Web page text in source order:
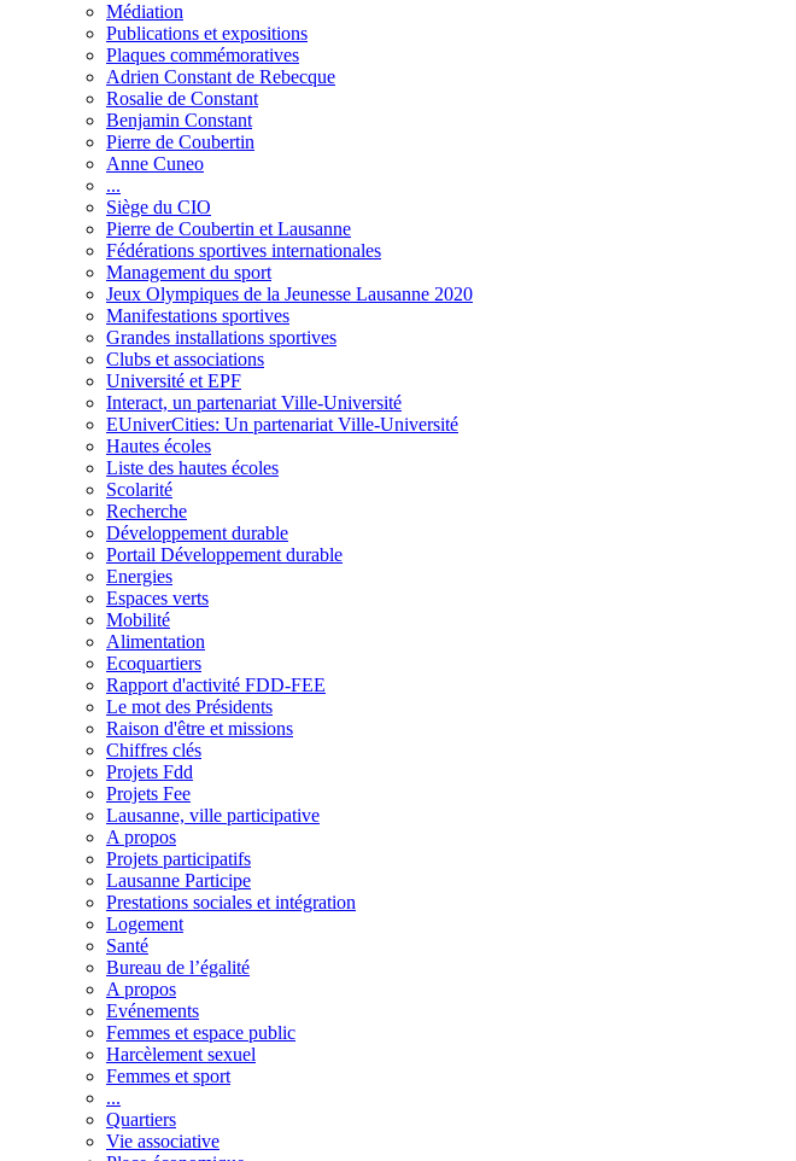
Médiation
Publications et expositions
Plaques commémoratives
Adrien Constant de Rebecque
Rosalie de Constant
Benjamin Constant
Pierre de Coubertin
Anne Cuneo
...
Siège du CIO
Pierre de Coubertin et Lausanne
Fédérations sportives internationales
Management du sport
Jeux Olympiques de la Jeunesse Lausanne 2020
Manifestations sportives
Grandes installations sportives
Clubs et associations
Université et EPF
Interact, un partenariat Ville-Université
EUniverCities: Un partenariat Ville-Université
Hautes écoles
Liste des hautes écoles
Scolarité
Recherche
Développement durable
Portail Développement durable
Energies
Espaces verts
Mobilité
Alimentation
Ecoquartiers
Rapport d'activité FDD-FEE
Le mot des Présidents
Raison d'être et missions
Chiffres clés
Projets Fdd
Projets Fee
Lausanne, ville participative
A propos
Projets participatifs
Lausanne Participe
Prestations sociales et intégration
Logement
Santé
Bureau de l’égalité
A propos
Evénements
Femmes et espace public
Harcèlement sexuel
Femmes et sport
...
Quartiers
Vie associative